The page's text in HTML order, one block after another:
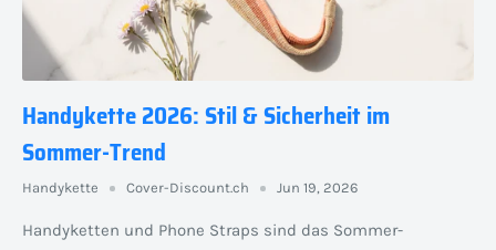
Handykette 2026: Stil & Sicherheit im
Sommer-Trend
Handykette Cover-Discount.ch Jun 19, 2026
Handyketten und Phone Straps sind das Sommer-